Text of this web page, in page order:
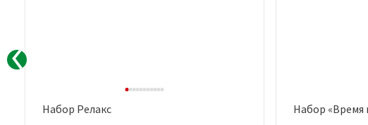
Быстрый просмотр
Набор Релакс Набор «Время